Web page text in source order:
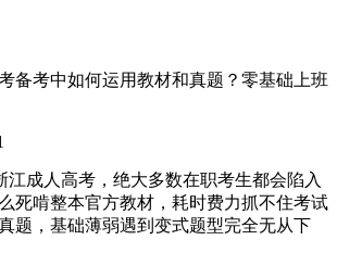
备考中如何运用教材和真题？零基础上班
江成人高考，绝大多数在职考生都会陷入
死啃整本官方教材，耗时费力抓不住考试
题，基础薄弱遇到变式题型完全无从下